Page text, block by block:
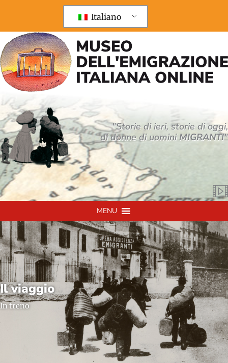
Italiano
"Storie di ieri, storie di oggi,
di donne di uominiMIGRANTI"
MENU
Il viaggio
In treno